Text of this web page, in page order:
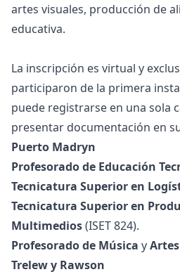
artes visuales, producción de
educativa.
La inscripción es virtual y
participaron de la primera
puede registrarse en una sola
presentar documentación en
Puerto Madryn
Profesorado de Educación
Tecnicatura Superior en
Tecnicatura Superior en
Multimedios(ISET 824).
Profesorado de Música y
Trelew y Rawson